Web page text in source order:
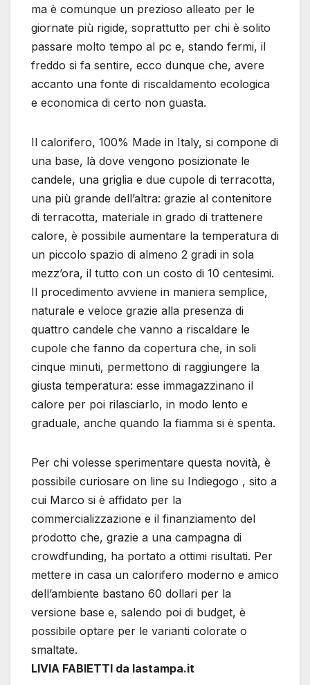
ma è comunque un prezioso alleato per le
giornate più rigide, soprattutto per chi è solito
passare molto tempo al pc e, stando fermi, il
freddo si fa sentire, ecco dunque che, avere
accanto una fonte di riscaldamento ecologica
e economica di certo non guasta.
Il calorifero, 100% Made in Italy, si compone di
una base, là dove vengono posizionate le
candele, una griglia e due cupole di terracotta,
una più grande dell’altra: grazie al contenitore
di terracotta, materiale in grado di trattenere
calore, è possibile aumentare la temperatura di
un piccolo spazio di almeno 2 gradi in sola
mezz’ora, il tutto con un costo di 10 centesimi.
Il procedimento avviene in maniera semplice,
naturale e veloce grazie alla presenza di
quattro candele che vanno a riscaldare le
cupole che fanno da copertura che, in soli
cinque minuti, permettono di raggiungere la
giusta temperatura: esse immagazzinano il
calore per poi rilasciarlo, in modo lento e
graduale, anche quando la fiamma si è spenta.
Per chi volesse sperimentare questa novità, è
possibile curiosare on line su Indiegogo , sito a
cui Marco si è affidato per la
commercializzazione e il finanziamento del
prodotto che, grazie a una campagna di
crowdfunding, ha portato a ottimi risultati. Per
mettere in casa un calorifero moderno e amico
dell’ambiente bastano 60 dollari per la
versione base e, salendo poi di budget, è
possibile optare per le varianti colorate o
smaltate.
LIVIA FABIETTI da lastampa.it